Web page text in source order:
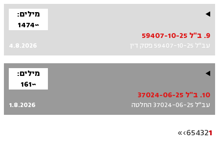
מילים:
~1474
9. ב"ל 59407-10-25
עב"ל 59407-10-25 פסק דין 4.8.2026
מילים:
~161
10. ב"ל 37024-06-25
עב"ל 37024-06-25 החלטה 1.8.2026
1
2
3
4
5
6
›
»